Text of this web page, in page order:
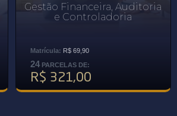
Gestão Financeira, Auditoria
e Controladoria
Matrícula: R$ 69,90
24PARCELAS DE:
R$ 321,00